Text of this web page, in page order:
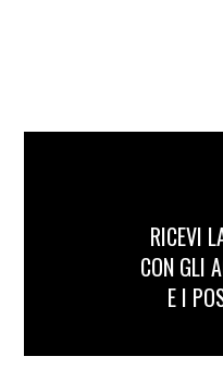
RICEVI
CON GLI
E I